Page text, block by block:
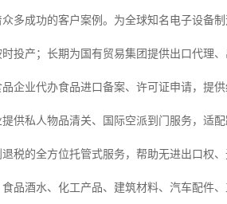
多成功的客户案例。为全球知名电子设备
投产；长期为国有贸易集团提供出口代理
企业代办食品进口备案、许可证申请，提
供私人物品清关、国际空派到门服务，适
税的全方位托管式服务，帮助无进出口权
品酒水、化工产品、建筑材料、汽车配件